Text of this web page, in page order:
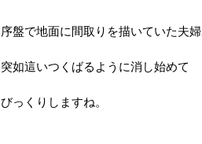
序盤で地面に間取りを描いていた夫
突如這いつくばるように消し始めて
びっくりしますね。